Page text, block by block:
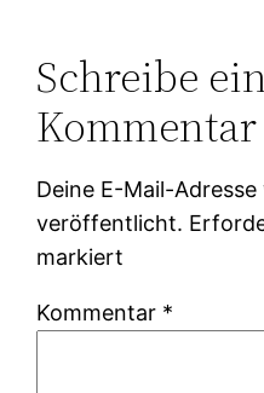
Schreibe
Kommentar
Deine E-Mail-
veröffentlicht.
markiert
Kommentar *